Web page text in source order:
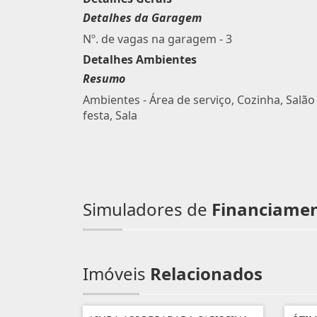
Detalhes da Garagem
Nº. de vagas na garagem - 3
Detalhes Ambientes
Resumo
Ambientes - Área de serviço, Cozinha,
festa, Sala
Simuladores de
Imóveis Relacionados